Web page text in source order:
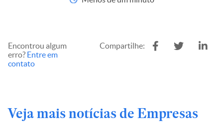
Encontrou algum
erro? Entre em
contato
Compartilhe:
Veja mais notícias de Empresas